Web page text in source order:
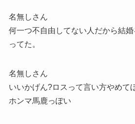
名無しさん
何一つ不自由してない人だから結
ってた。
名無しさん
いいかげん?ロスって言い方やめて
ホンマ馬鹿っぽい